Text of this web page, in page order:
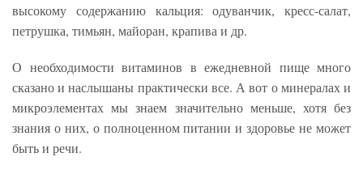
высокому содержанию кальция: одуванчик, кресс-салат,
петрушка, тимьян, майоран, крапива и др.
О необходимости витаминов в ежедневной пище много
сказано и наслышаны практически все. А вот о минералах и
микроэлементах мы знаем значительно меньше, хотя без
знания о них, о полноценном питании и здоровье не может
быть и речи.